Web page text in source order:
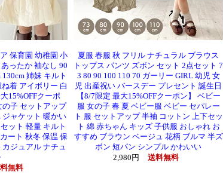
保育園 幼稚園 小
ったか 袖なし 90
130cm 姉妹 キルト
着 アイボリー 白
15%OFFクーポ
の子 セットアップ
ャケット 暖かい
ット 軽量 キルト
ート 秋冬 保温 保
ジュアル ナチュ
無料
夏服 春服 秋 フリル ナチュラル ブラウス
トップス パンツ ズボン セット 2点セット 7
3 80 90 100 110 70 ガーリー GIRL 幼児 女
児 出産祝い バースデー プレセント 誕生日
【8/7限定 最大15%OFFクーポン】 ベビー
服 女の子 春 夏 ベビー服 ベビー セパレー
ト 服 セットアップ 半袖 コットン 上下セッ
ト 綿 赤ちゃん キッズ 子供服 おしゃれ お
すすめ ブラウン ベージュ 花柄 ブルマ 半ズ
ボン 短パン シンプル かわいい
2,980円
送料無料